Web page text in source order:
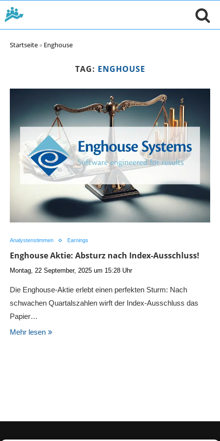
Startseite» Enghouse
TAG: ENGHOUSE
Analystenstimmen Earnings
Enghouse Aktie: Absturz nach Index-Ausschluss!
Montag, 22 September, 2025 um 15:28 Uhr
Die Enghouse-Aktie erlebt einen perfekten Sturm: Nach
schwachen Quartalszahlen wirft der Index-Ausschluss das
Papier…
Mehr lesen